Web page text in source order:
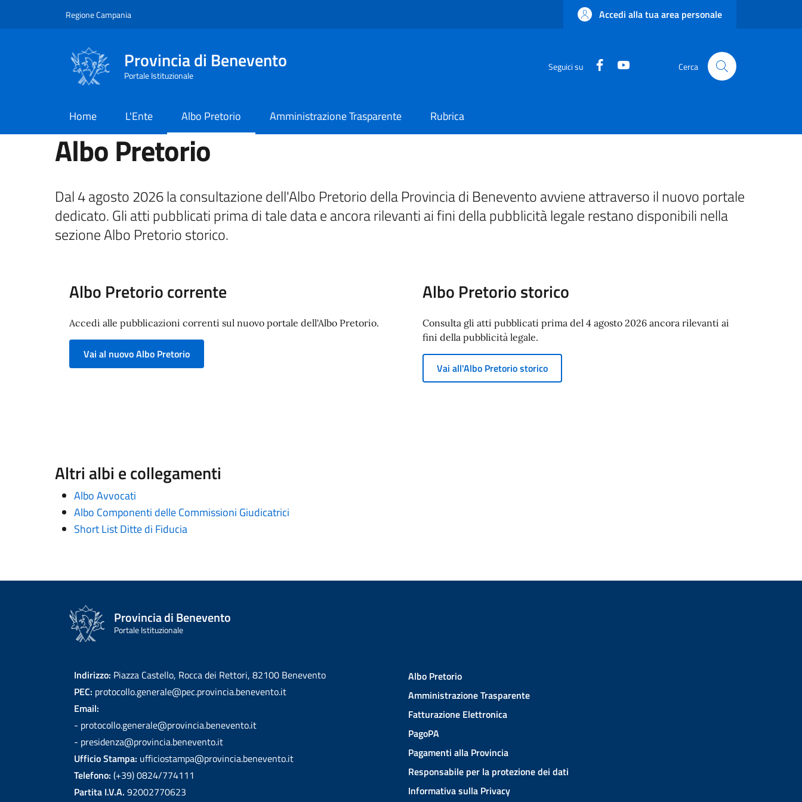
Regione Campania Accedi alla tua area personale
Provincia di Benevento
Portale Istituzionale
Seguici su Facebook Cerca
Home L'Ente Albo Pretorio Amministrazione Trasparente Rubrica
Albo Pretorio
Dal 4 agosto 2026 la consultazione dell'Albo Pretorio della Provincia di Benevento avviene attraverso il nuovo portale
dedicato. Gli atti pubblicati prima di tale data e ancora rilevanti ai fini della pubblicità legale restano disponibili nella
sezione Albo Pretorio storico.
Albo Pretorio corrente
Accedi alle pubblicazioni correnti sul nuovo portale dell'Albo Pretorio.
Vai al nuovo Albo Pretorio
Albo Pretorio storico
Consulta gli atti pubblicati prima del 4 agosto 2026 ancora rilevanti ai
fini della pubblicità legale.
Vai all'Albo Pretorio storico
Altri albi e collegamenti
Albo Avvocati
Albo Componenti delle Commissioni Giudicatrici
Short List Ditte di Fiducia
Provincia di Benevento
Portale Istituzionale
Indirizzo: Piazza Castello, Rocca dei Rettori, 82100 Benevento
PEC: protocollo.generale@pec.provincia.benevento.it
Email:
- protocollo.generale@provincia.benevento.it
- presidenza@provincia.benevento.it
Ufficio Stampa: ufficiostampa@provincia.benevento.it
Telefono: (+39) 0824/774111
Partita I.V.A. 92002770623
Albo Pretorio
Amministrazione Trasparente
Fatturazione Elettronica
PagoPA
Pagamenti alla Provincia
Responsabile per la protezione dei dati
Informativa sulla Privacy